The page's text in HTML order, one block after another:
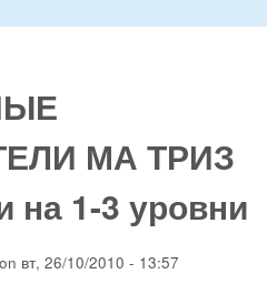
МА ТРИЗ
на 1-3 уровни
on вт, 26/10/2010 - 13:57